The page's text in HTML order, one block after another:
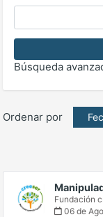
Búsqueda
Ordenar por
Fundación
06 de